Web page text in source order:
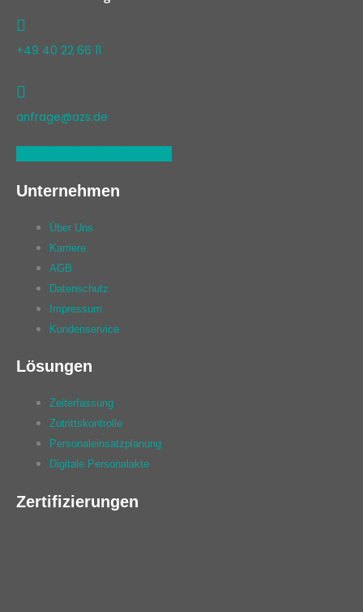
+49 40 22 66 11
anfrage@azs.de
Unternehmen
Über Uns
Karriere
AGB
Datenschutz
Impressum
Kundenservice
Lösungen
Zeiterfassung
Zutrittskontrolle
Personaleinsatzplanung
Digitale Personalakte
Zertifizierungen